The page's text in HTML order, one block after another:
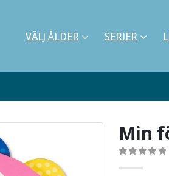
VÄLJ ÅLDER SERIER
Min